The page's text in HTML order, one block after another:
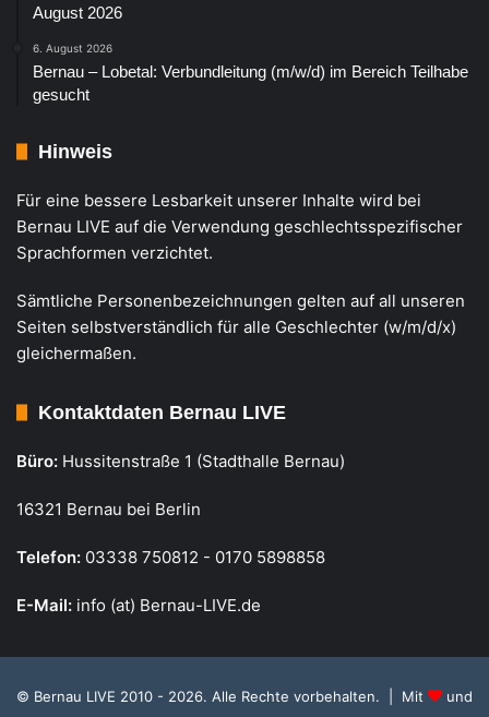
August 2026
6. August 2026
Bernau – Lobetal: Verbundleitung (m/w/d) im Bereich Teilhabe
gesucht
Hinweis
Für eine bessere Lesbarkeit unserer Inhalte wird bei
Bernau LIVE auf die Verwendung geschlechtsspezifischer
Sprachformen verzichtet.
Sämtliche Personenbezeichnungen gelten auf all unseren
Seiten selbstverständlich für alle Geschlechter (w/m/d/x)
gleichermaßen.
Kontaktdaten Bernau LIVE
Büro: Hussitenstraße 1 (Stadthalle Bernau)
16321 Bernau bei Berlin
Telefon: 03338 750812 - 0170 5898858
E-Mail: info (at) Bernau-LIVE.de
© Bernau LIVE 2010 - 2026. Alle Rechte vorbehalten. | Mit und